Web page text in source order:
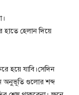
হেলান দিয়ে
হয়ে যাবি।সেদিন
অনুভূতি গুলোর শব্দ